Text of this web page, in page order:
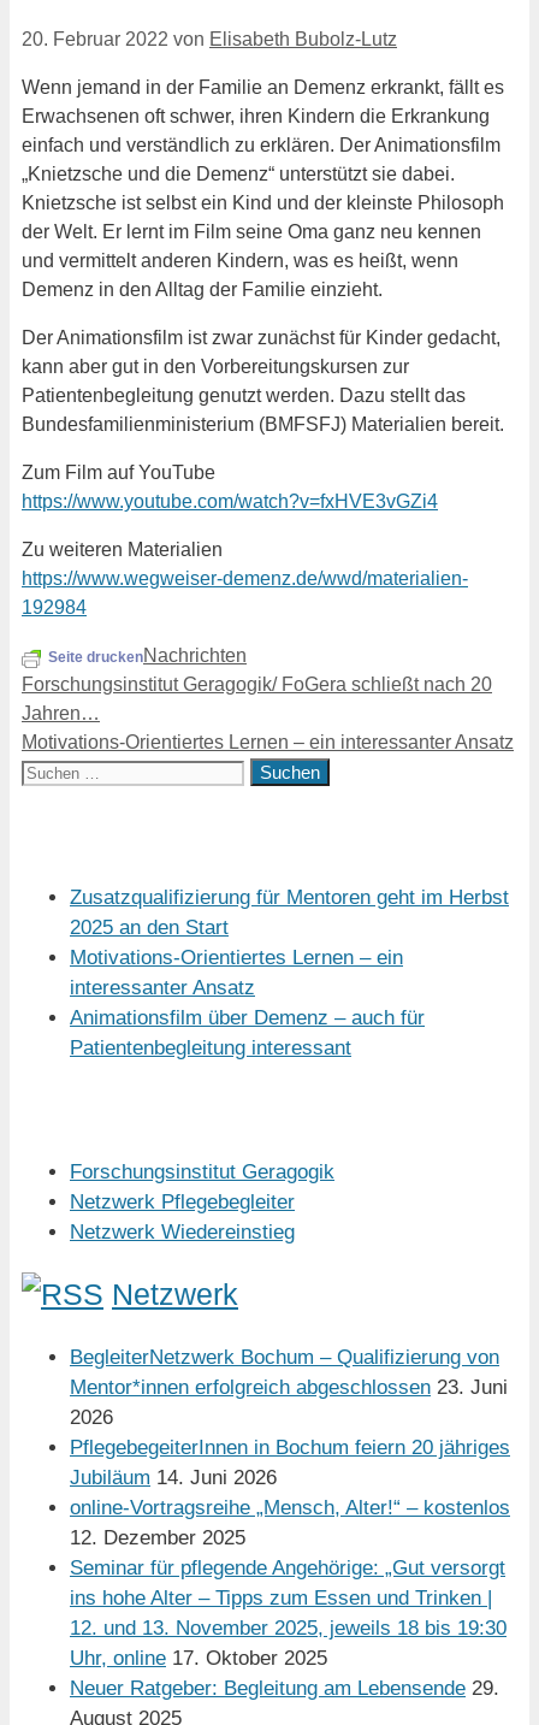
20. Februar 2022 von Elisabeth Bubolz-Lutz
Wenn jemand in der Familie an Demenz erkrankt, fällt es
Erwachsenen oft schwer, ihren Kindern die Erkrankung
einfach und verständlich zu erklären. Der Animationsfilm
„Knietzsche und die Demenz“ unterstützt sie dabei.
Knietzsche ist selbst ein Kind und der kleinste Philosoph
der Welt. Er lernt im Film seine Oma ganz neu kennen
und vermittelt anderen Kindern, was es heißt, wenn
Demenz in den Alltag der Familie einzieht.
Der Animationsfilm ist zwar zunächst für Kinder gedacht,
kann aber gut in den Vorbereitungskursen zur
Patientenbegleitung genutzt werden. Dazu stellt das
Bundesfamilienministerium (BMFSFJ) Materialien bereit.
Zum Film auf YouTube
https://www.youtube.com/watch?v=fxHVE3vGZi4
Zu weiteren Materialien
https://www.wegweiser-demenz.de/wwd/materialien-
192984
Seite druckenKategorien
Nachrichten
Forschungsinstitut Geragogik/ FoGera schließt nach 20
Jahren…
Motivations-Orientiertes Lernen – ein interessanter Ansatz
Suchen
Zusatzqualifizierung für Mentoren geht im Herbst
2025 an den Start
Motivations-Orientiertes Lernen – ein
interessanter Ansatz
Animationsfilm über Demenz – auch für
Patientenbegleitung interessant
Forschungsinstitut Geragogik
Netzwerk Pflegebegleiter
Netzwerk Wiedereinstieg
Netzwerk
BegleiterNetzwerk Bochum – Qualifizierung von
Mentor*innen erfolgreich abgeschlossen 23. Juni
2026
PflegebegeiterInnen in Bochum feiern 20 jähriges
Jubiläum 14. Juni 2026
online-Vortragsreihe „Mensch, Alter!“ – kostenlos
12. Dezember 2025
Seminar für pflegende Angehörige: „Gut versorgt
ins hohe Alter – Tipps zum Essen und Trinken |
12. und 13. November 2025, jeweils 18 bis 19:30
Uhr, online 17. Oktober 2025
Neuer Ratgeber: Begleitung am Lebensende 29.
August 2025